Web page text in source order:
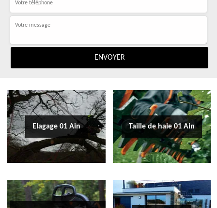
Elagage 01 Ain Taille de haie 01 Ain